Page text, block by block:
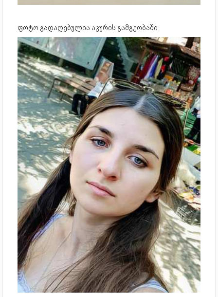
ფოტო გადაღებულია აკურის გამგეობაში